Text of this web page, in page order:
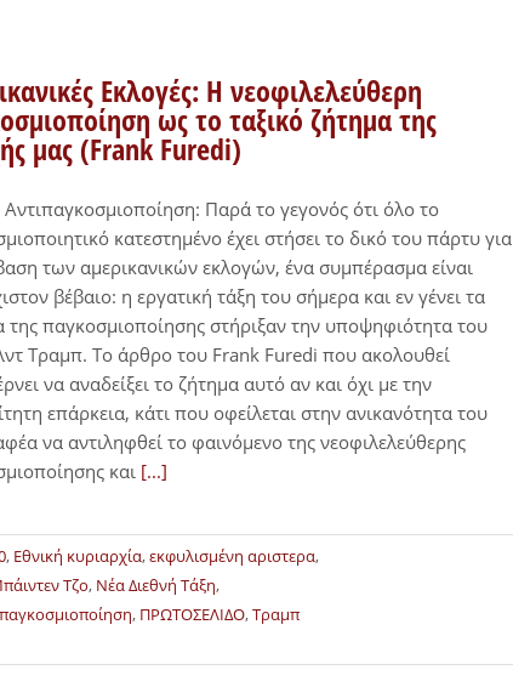
Εκλογές: H νεοφιλελεύθερη
ως το ταξικό ζήτημα της
μας (Frank Furedi)
Αντιπαγκοσμιοποίηση: Παρά το γεγονός ότι όλο το
κατεστημένο έχει στήσει το δικό του πάρτυ για
των αμερικανικών εκλογών, ένα συμπέρασμα είναι
βέβαιο: η εργατική τάξη του σήμερα και εν γένει τα
της παγκοσμιοποίησης στήριξαν την υποψηφιότητα του
Τραμπ. Το άρθρο του Frank Furedi που ακολουθεί
να αναδείξει το ζήτημα αυτό αν και όχι με την
επάρκεια, κάτι που οφείλεται στην ανικανότητα του
να αντιληφθεί το φαινόμενο της νεοφιλελεύθερης
και [...]
, Εθνική κυριαρχία,εκφυλισμένη αριστερα,
Τζο, Νέα Διεθνή Τάξη,
παγκοσμιοποίηση, ΠΡΩΤΟΣΕΛΙΔΟ,Τραμπ